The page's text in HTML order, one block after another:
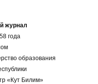
журнал
года
образования
«Кут Билим»